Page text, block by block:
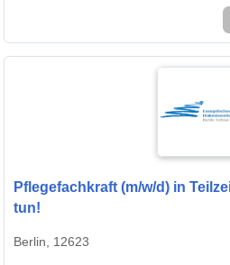
Pflegefachkraft (m/w/d) in
tun!
Berlin, 12623